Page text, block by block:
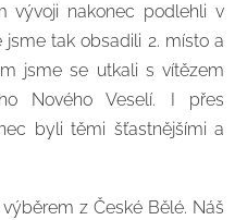
vývoji nakonec podlehli v
jsme tak obsadili 2. místo a
jsme se utkali s vítězem
Nového Veselí. I přes
byli těmi šťastnějšími a
z České Bělé. Náš